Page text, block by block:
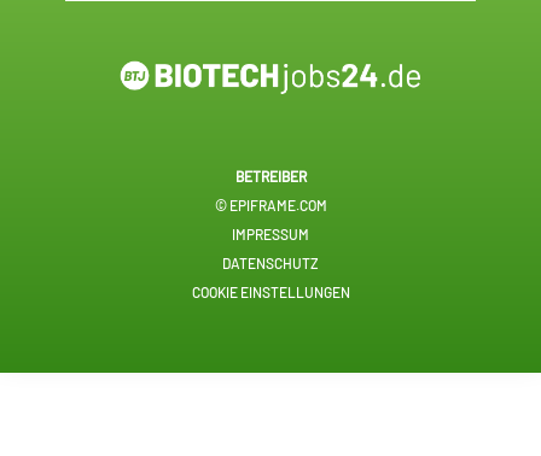
BETREIBER
© EPIFRAME.COM
IMPRESSUM
DATENSCHUTZ
COOKIE EINSTELLUNGEN